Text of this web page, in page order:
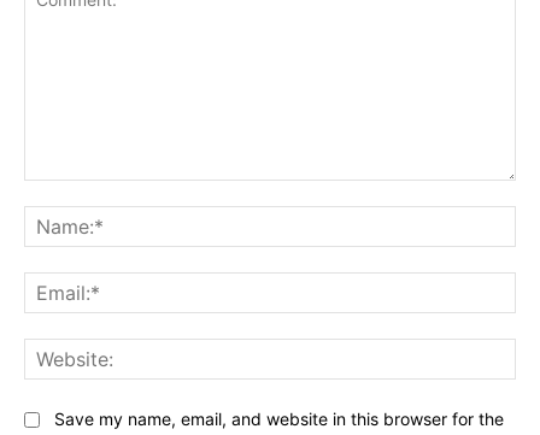
Save my name, email, and website in this browser for the